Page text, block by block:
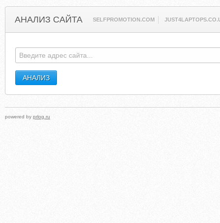
АНАЛИЗ САЙТА SELFPROMOTION.COM
powered by prlog.ru